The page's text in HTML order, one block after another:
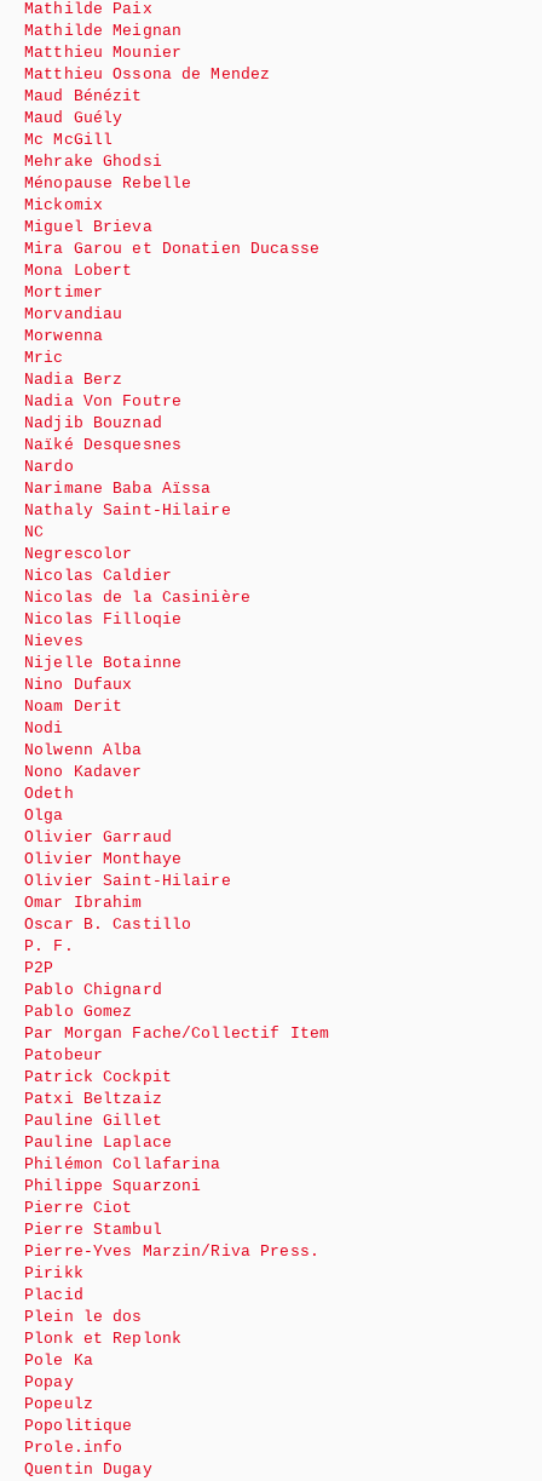
Mathilde Paix
Mathilde Meignan
Matthieu Mounier
Matthieu Ossona de Mendez
Maud Bénézit
Maud Guély
Mc McGill
Mehrake Ghodsi
Ménopause Rebelle
Mickomix
Miguel Brieva
Mira Garou et Donatien Ducasse
Mona Lobert
Mortimer
Morvandiau
Morwenna
Mric
Nadia Berz
Nadia Von Foutre
Nadjib Bouznad
Naïké Desquesnes
Nardo
Narimane Baba Aïssa
Nathaly Saint-Hilaire
NC
Negrescolor
Nicolas Caldier
Nicolas de la Casinière
Nicolas Filloqie
Nieves
Nijelle Botainne
Nino Dufaux
Noam Derit
Nodi
Nolwenn Alba
Nono Kadaver
Odeth
Olga
Olivier Garraud
Olivier Monthaye
Olivier Saint-Hilaire
Omar Ibrahim
Oscar B. Castillo
P. F.
P2P
Pablo Chignard
Pablo Gomez
Par Morgan Fache/Collectif Item
Patobeur
Patrick Cockpit
Patxi Beltzaiz
Pauline Gillet
Pauline Laplace
Philémon Collafarina
Philippe Squarzoni
Pierre Ciot
Pierre Stambul
Pierre-Yves Marzin/Riva Press.
Pirikk
Placid
Plein le dos
Plonk et Replonk
Pole Ka
Popay
Popeulz
Popolitique
Prole.info
Quentin Dugay